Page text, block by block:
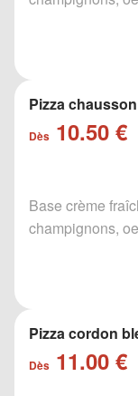
Pizza
Dès 10.50 €
Base crème
champignons,
Pizza cordon
Dès 11.00 €